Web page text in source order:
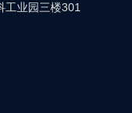
工业园三楼301